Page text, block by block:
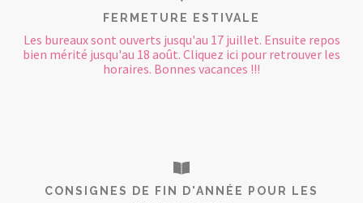
FERMETURE ESTIVALE
Les bureaux sont ouverts jusqu'au 17 juillet. Ensuite repos
bien mérité jusqu'au 18 août. Cliquez ici pour retrouver les
horaires. Bonnes vacances !!!
CONSIGNES DE FIN D'ANNÉE POUR LES